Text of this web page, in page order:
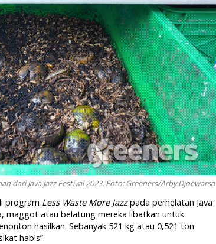
dari Java Jazz Festival 2023. Foto: Greeners/Arby Djoewarsa
program Less Waste More Jazzpada perhelatan Java
maggot atau belatung mereka libatkan untuk
hasilkan. Sebanyak 521 kg atau 0,521 ton
habis”.